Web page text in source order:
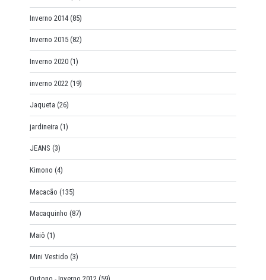
Inverno 2014 (85)
Inverno 2015 (82)
Inverno 2020 (1)
inverno 2022 (19)
Jaqueta (26)
jardineira (1)
JEANS (3)
Kimono (4)
Macacão (135)
Macaquinho (87)
Maiô (1)
Mini Vestido (3)